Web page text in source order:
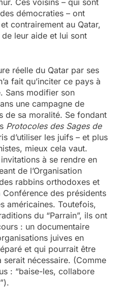
démocraties – ont
contrairement au Qatar,
leur aide et lui sont
réelle du Qatar par ses
fait qu’inciter ce pays à
Sans modifier son
une campagne de
de sa moralité. Se fondant
Protocoles des Sages de
d’utiliser les juifs – et plus
mieux cela vaut.
à se rendre en
de l’Organisation
rabbins orthodoxes et
des présidents
américaines. Toutefois,
du “Parrain”, ils ont
: un documentaire
juives en
et qui pourrait être
nécessaire. (Comme
: “baise-les, collabore